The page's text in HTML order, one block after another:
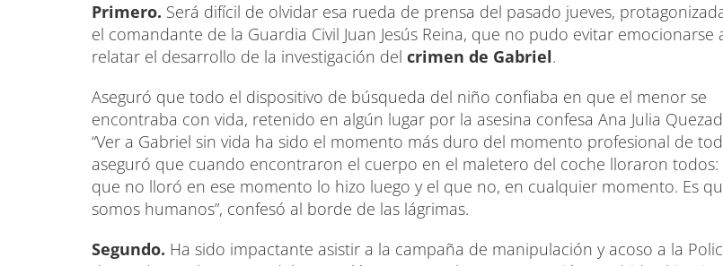
Primero. Será difícil de olvidar esa rueda de prensa del pasado jueves,
el comandante de la Guardia Civil Juan Jesús Reina, que no pudo evitar emocionarse
relatar el desarrollo de la investigación del crimen de Gabriel.
Aseguró que todo el dispositivo de búsqueda del niño confiaba en que el menor se
encontraba con vida, retenido en algún lugar por la asesina confesa Ana Julia
“Ver a Gabriel sin vida ha sido el momento más duro del momento profesional de
aseguró que cuando encontraron el cuerpo en el maletero del coche lloraron todos:
que no lloró en ese momento lo hizo luego y el que no, en cualquier momento. Es
somos humanos”, confesó al borde de las lágrimas.
Segundo. Ha sido impactante asistir a la campaña de manipulación y acoso a la